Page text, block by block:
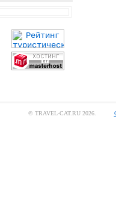
© TRAVEL-CAT.RU 2026.